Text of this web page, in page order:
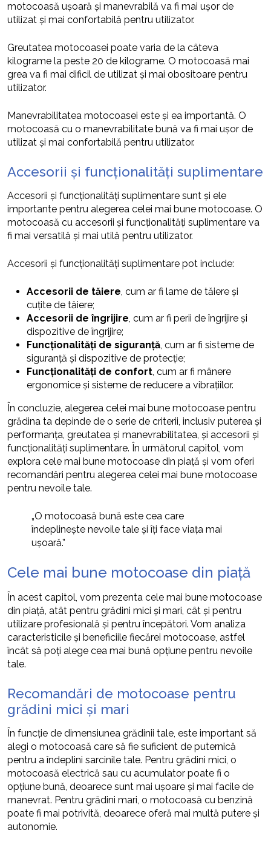
motocoasă ușoară și manevrabilă va fi mai ușor de
utilizat și mai confortabilă pentru utilizator.
Greutatea motocoasei poate varia de la câteva
kilograme la peste 20 de kilograme. O motocoasă mai
grea va fi mai dificil de utilizat și mai obositoare pentru
utilizator.
Manevrabilitatea motocoasei este și ea importantă. O
motocoasă cu o manevrabilitate bună va fi mai ușor de
utilizat și mai confortabilă pentru utilizator.
Accesorii și funcționalități suplimentare
Accesorii și funcționalități suplimentare sunt și ele
importante pentru alegerea celei mai bune motocoase. O
motocoasă cu accesorii și funcționalități suplimentare va
fi mai versatilă și mai utilă pentru utilizator.
Accesorii și funcționalități suplimentare pot include:
Accesorii de tăiere , cum ar fi lame de tăiere și
cuțite de tăiere;
Accesorii de îngrijire , cum ar fi perii de îngrijire și
dispozitive de îngrijire;
Funcționalități de siguranță , cum ar fi sisteme de
siguranță și dispozitive de protecție;
Funcționalități de confort , cum ar fi mânere
ergonomice și sisteme de reducere a vibrațiilor.
În concluzie, alegerea celei mai bune motocoase pentru
grădina ta depinde de o serie de criterii, inclusiv puterea și
performanța, greutatea și manevrabilitatea, și accesorii și
funcționalități suplimentare. În următorul capitol, vom
explora cele mai bune motocoase din piață și vom oferi
recomandări pentru alegerea celei mai bune motocoase
pentru nevoile tale.
„O motocoasă bună este cea care
îndeplinește nevoile tale și îți face viața mai
ușoară.”
Cele mai bune motocoase din piață
În acest capitol, vom prezenta cele mai bune motocoase
din piață, atât pentru grădini mici și mari, cât și pentru
utilizare profesională și pentru începători. Vom analiza
caracteristicile și beneficiile fiecărei motocoase, astfel
încât să poți alege cea mai bună opțiune pentru nevoile
tale.
Recomandări de motocoase pentru
grădini mici și mari
În funcție de dimensiunea grădinii tale, este important să
alegi o motocoasă care să fie suficient de puternică
pentru a îndeplini sarcinile tale. Pentru grădini mici, o
motocoasă electrică sau cu acumulator poate fi o
opțiune bună, deoarece sunt mai ușoare și mai facile de
manevrat. Pentru grădini mari, o motocoasă cu benzină
poate fi mai potrivită, deoarece oferă mai multă putere și
autonomie.